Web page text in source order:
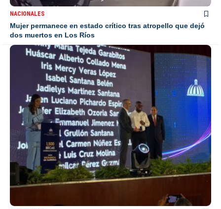
NACIONALES
Mujer permanece en estado crítico tras atropello que dejó
dos muertos en Los Ríos